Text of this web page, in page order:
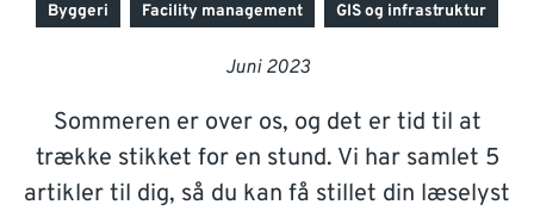
EVENTS
INDSIGT
SUPPORT
Byggeri Facility management GIS og infrastruktur
Juni 2023
Sommeren er over os, og det er tid til at
trække stikket for en stund. Vi har samlet 5
artikler til dig, så du kan få stillet din læselyst